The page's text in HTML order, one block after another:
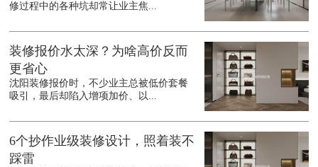
修过程中的各种坑却常让业主焦...
装修报价水太深？为啥高价反而
更省心
沈阳装修报价时，不少业主总被低价套餐
吸引，最后却陷入增项加价、以...
6个抄作业级装修设计，照着装不
踩雷